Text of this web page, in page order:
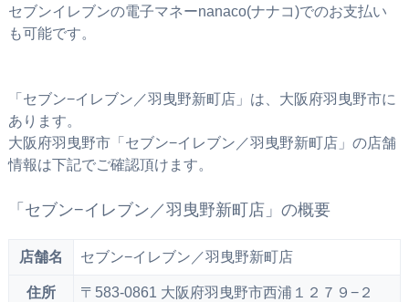
セブンイレブンの電子マネーnanaco(ナナコ)でのお支払い
も可能です。
「セブン−イレブン／羽曳野新町店」は、大阪府羽曳野市に
あります。
大阪府羽曳野市「セブン−イレブン／羽曳野新町店」の店舗
情報は下記でご確認頂けます。
「セブン−イレブン／羽曳野新町店」の概要
店舗名 セブン−イレブン／羽曳野新町店
住所 〒583-0861 大阪府羽曳野市西浦１２７９−２